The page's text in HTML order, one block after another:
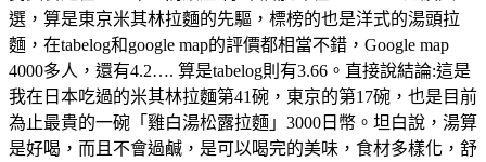
選，算是東京米其林拉麵的先驅，標榜的也是洋式的湯頭拉
麵，在tabelog和google map的評價都相當不錯，Google map
4000多人，還有4.2…. 算是tabelog則有3.66。直接說結論:這是
我在日本吃過的米其林拉麵第41碗，東京的第17碗，也是目前
為止最貴的一碗「雞白湯松露拉麵」3000日幣。坦白說，湯算
是好喝，而且不會過鹹，是可以喝完的美味，食材多樣化，舒